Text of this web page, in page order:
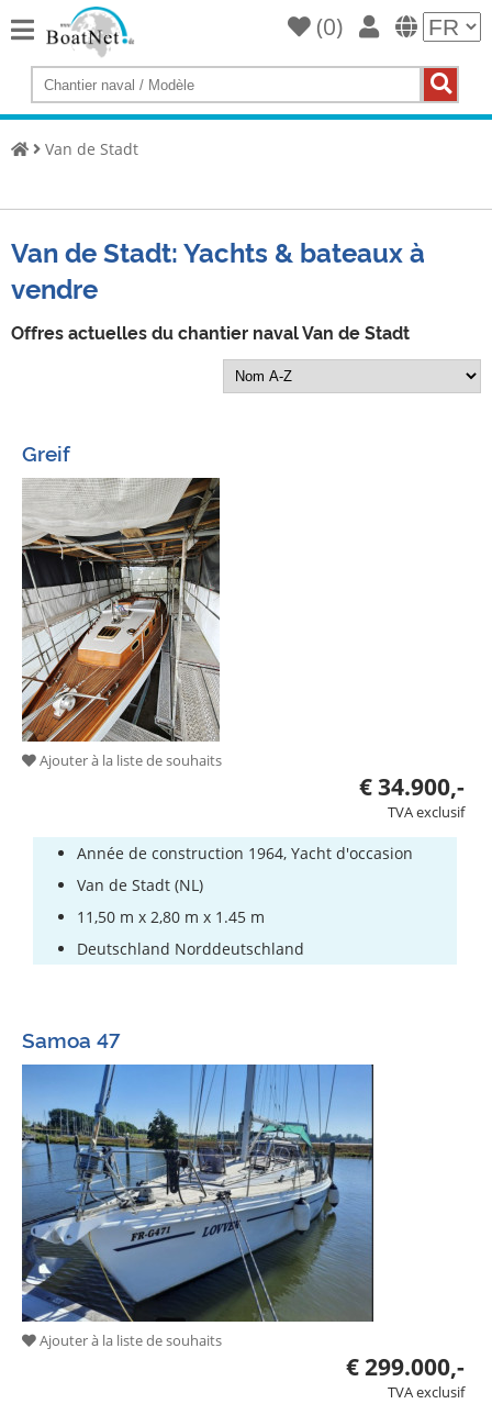
Home
Acheter
yacht
yachts
Courtiers
en
yachts
Service
Équipement
de
bateau
Bateaux
volés
Experts
voile
et
de
bateau
de
sport
Chantiers
(0)
Van de Stadt
Van de Stadt: Yachts & bateaux à
vendre
Offres actuelles du chantier naval Van de Stadt
Greif
Ajouter à la liste de souhaits
€ 34.900,-
TVA exclusif
Année de construction 1964, Yacht d'occasion
Van de Stadt (NL)
11,50 m x 2,80 m x 1.45 m
Deutschland Norddeutschland
Samoa 47
Ajouter à la liste de souhaits
€ 299.000,-
TVA exclusif